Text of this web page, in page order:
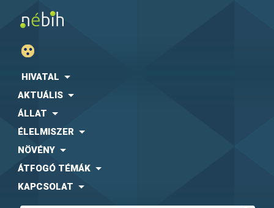
HIVATAL
AKTUÁLIS
ÁLLAT
ÉLELMISZER
NÖVÉNY
ÁTFOGÓ TÉMÁK
KAPCSOLAT